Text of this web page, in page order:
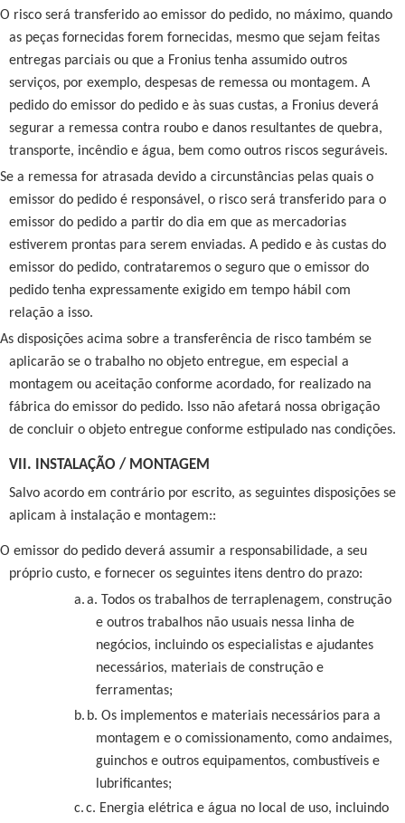
O risco será transferido ao emissor do pedido, no máximo, quando
as peças fornecidas forem fornecidas, mesmo que sejam feitas
entregas parciais ou que a Fronius tenha assumido outros
serviços, por exemplo, despesas de remessa ou montagem. A
pedido do emissor do pedido e às suas custas, a Fronius deverá
segurar a remessa contra roubo e danos resultantes de quebra,
transporte, incêndio e água, bem como outros riscos seguráveis.
Se a remessa for atrasada devido a circunstâncias pelas quais o
emissor do pedido é responsável, o risco será transferido para o
emissor do pedido a partir do dia em que as mercadorias
estiverem prontas para serem enviadas. A pedido e às custas do
emissor do pedido, contrataremos o seguro que o emissor do
pedido tenha expressamente exigido em tempo hábil com
relação a isso.
As disposições acima sobre a transferência de risco também se
aplicarão se o trabalho no objeto entregue, em especial a
montagem ou aceitação conforme acordado, for realizado na
fábrica do emissor do pedido. Isso não afetará nossa obrigação
de concluir o objeto entregue conforme estipulado nas condições.
VII. INSTALAÇÃO / MONTAGEM
Salvo acordo em contrário por escrito, as seguintes disposições se
aplicam à instalação e montagem::
O emissor do pedido deverá assumir a responsabilidade, a seu
próprio custo, e fornecer os seguintes itens dentro do prazo:
a.a. Todos os trabalhos de terraplenagem, construção
e outros trabalhos não usuais nessa linha de
negócios, incluindo os especialistas e ajudantes
necessários, materiais de construção e
ferramentas;
b. b. Os implementos e materiais necessários para a
montagem e o comissionamento, como andaimes,
guinchos e outros equipamentos, combustíveis e
lubrificantes;
c.c. Energia elétrica e água no local de uso, incluindo